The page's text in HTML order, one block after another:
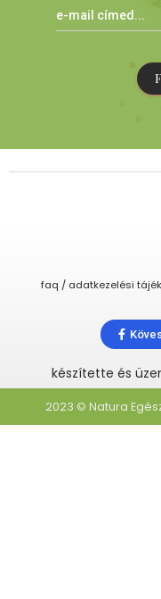
faq / adatkezelési
készítette és
2023 © Natura